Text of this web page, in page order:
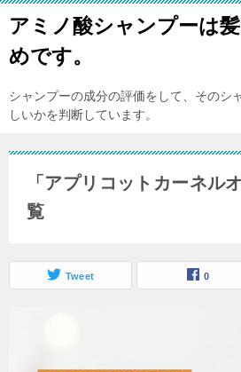
アミノ酸シャンプーは
めです。
シャンプーの成分の評価をして、そのシ
しいかを判断しています。
「アプリコットカーネル
覧
Tweet 0